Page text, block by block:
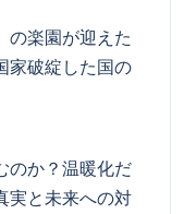
の楽園が迎えた
家破綻した国の
のか？温暖化だ
実と未来への対